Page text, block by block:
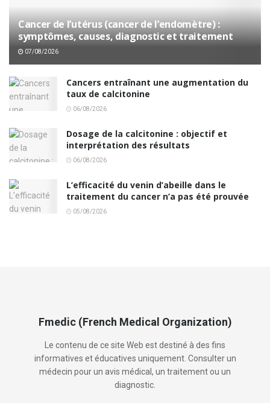
Cancer de l’utérus (cancer de l’endomètre) :
symptômes, causes, diagnostic et traitement
07/08/2026
Cancers entraînant une augmentation du
taux de calcitonine
06/08/2026
Dosage de la calcitonine : objectif et
interprétation des résultats
06/08/2026
L’efficacité du venin d’abeille dans le
traitement du cancer n’a pas été prouvée
05/08/2026
Fmedic (French Medical Organization)
Le contenu de ce site Web est destiné à des fins
informatives et éducatives uniquement. Consulter un
médecin pour un avis médical, un traitement ou un
diagnostic.